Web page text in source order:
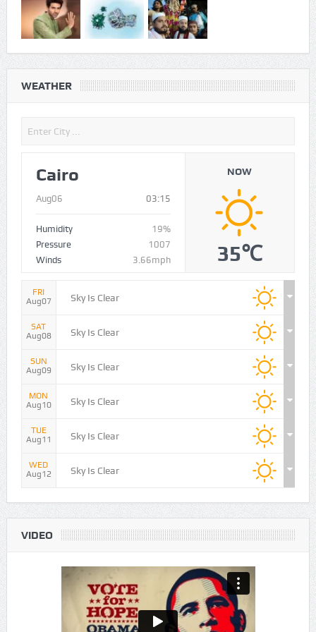
Cairo
Aug06 03:15
Humidity
19%
Winds
NOW
35℃
FRI
Aug07
Sky Is Clear
SAT
Aug08
Sky Is Clear
SUN
Aug09
Sky Is Clear
MON
Aug10
Sky Is Clear
TUE
Aug11
Sky Is Clear
Aug12
Sky Is Clear